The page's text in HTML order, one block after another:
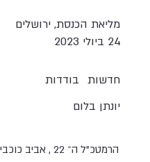
מליאת הכנסת, ירושלים
24 ביולי 2023
בודדות חדשות
יונתן בלום
הרמטכ"ל ה־ 22 , אביב כוכבי.